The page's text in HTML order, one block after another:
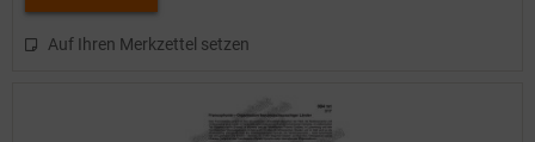
Auf Ihren Merkzettel setzen